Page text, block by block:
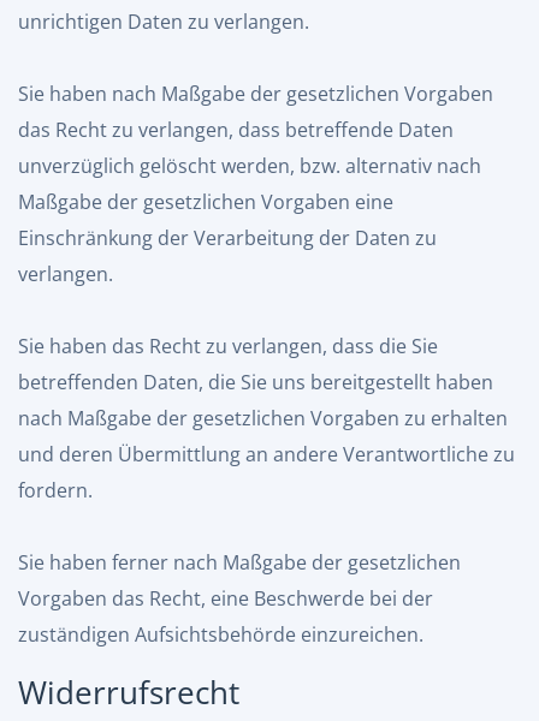
unrichtigen Daten zu verlangen.
Sie haben nach Maßgabe der gesetzlichen Vorgaben
das Recht zu verlangen, dass betreffende Daten
unverzüglich gelöscht werden, bzw. alternativ nach
Maßgabe der gesetzlichen Vorgaben eine
Einschränkung der Verarbeitung der Daten zu
verlangen.
Sie haben das Recht zu verlangen, dass die Sie
betreffenden Daten, die Sie uns bereitgestellt haben
nach Maßgabe der gesetzlichen Vorgaben zu erhalten
und deren Übermittlung an andere Verantwortliche zu
fordern.
Sie haben ferner nach Maßgabe der gesetzlichen
Vorgaben das Recht, eine Beschwerde bei der
zuständigen Aufsichtsbehörde einzureichen.
Widerrufsrecht